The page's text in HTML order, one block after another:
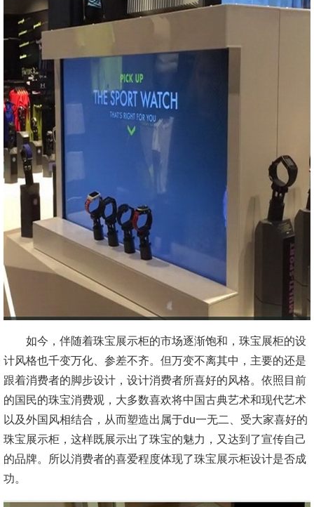
如今，伴随着珠宝展示柜的市场逐渐饱和，珠宝展柜的设
计风格也千变万化、参差不齐。但万变不离其中，主要的还是
跟着消费者的脚步设计，设计消费者所喜好的风格。依照目前
的国民的珠宝消费观，大多数喜欢将中国古典艺术和现代艺术
以及外国风相结合，从而塑造出属于du一无二、受大家喜好的
珠宝展示柜，这样既展示出了珠宝的魅力，又达到了宣传自己
的品牌。所以消费者的喜爱程度体现了珠宝展示柜设计是否成
功。